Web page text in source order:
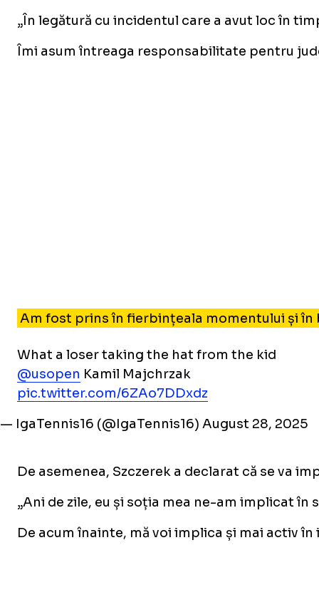
„În legătură cu incidentul care a avut loc în
Îmi asum întreaga responsabilitate pentru
Am fost prins în fierbințeala momentului și în
What a loser taking the hat from the kid
@usopen Kamil Majchrzak
pic.twitter.com/6ZAo7DDxdz
— IgaTennis16 (@IgaTennis16) August 28, 2025
De asemenea, Szczerek a declarat că se va
„Ani de zile, eu și soția mea ne-am implicat
De acum înainte, mă voi implica și mai activ